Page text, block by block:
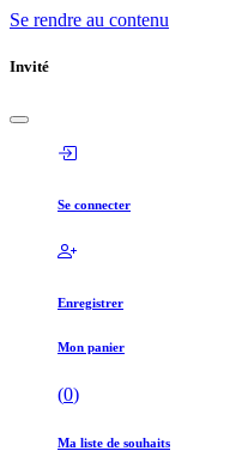
Se rendre au contenu
Invité
Se connecter
Enregistrer
Mon panier
(0)
Ma liste de souhaits